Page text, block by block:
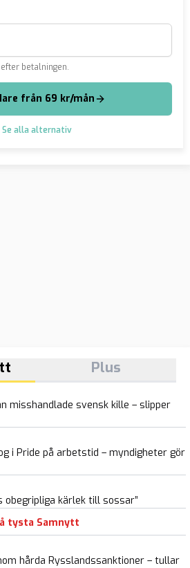
betalningen.
från 69 kr/mån
Se alla alternativ
Plus
misshandlade svensk kille – slipper
i Pride på arbetstid – myndigheter gör
obegripliga kärlek till sossar”
tysta Samnytt
hårda Rysslandssanktioner – tullar